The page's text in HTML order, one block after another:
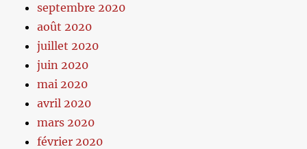
septembre 2020
août 2020
juillet 2020
juin 2020
mai 2020
avril 2020
mars 2020
février 2020